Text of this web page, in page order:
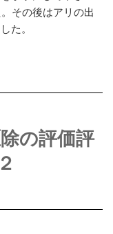
その後はアリの出
た。
の評価評